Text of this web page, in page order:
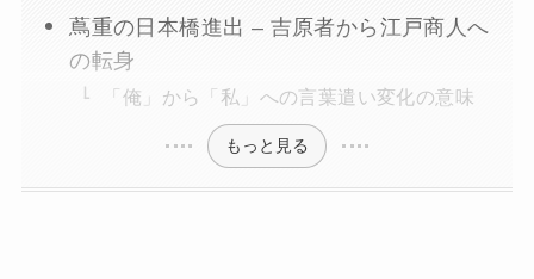
蔦重の日本橋進出 – 吉原者から江戸商人へ
の転身
「俺」から「私」への言葉遣い変化の意味
もっと見る